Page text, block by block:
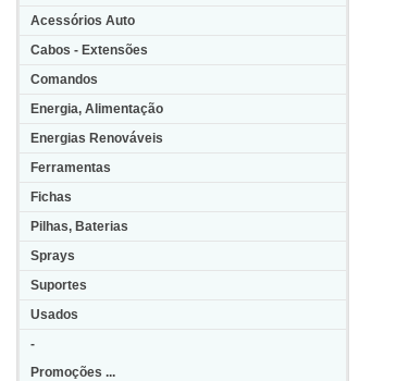
Acessórios Auto
Cabos - Extensões
Comandos
Energia, Alimentação
Energias Renováveis
Ferramentas
Fichas
Pilhas, Baterias
Sprays
Suportes
Usados
-
Promoções ...